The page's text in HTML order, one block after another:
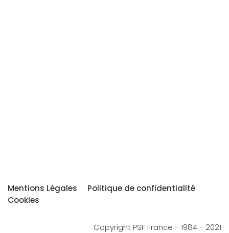
Mentions Légales
Politique de confidentialité
Cookies
Copyright PSF France - 1984 - 2021